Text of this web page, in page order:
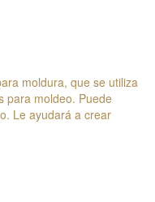
moldura, que se utiliza
para moldeo. Puede
Le ayudará a crear